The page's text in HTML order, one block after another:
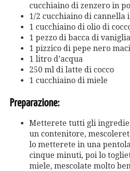
cucchiaino di zenzero in
1/2 cucchiaino di cannella
1 cucchiaino di olio di
1 pezzo di bacca di vaniglia
1 pizzico di pepe nero
1 litro d’acqua
250 ml di latte di cocco
1 cucchiaino di miele
Preparazione:
Metterete tutti gli
un contenitore,
lo metterete in una
cinque minuti, poi lo
miele, mescolate molto